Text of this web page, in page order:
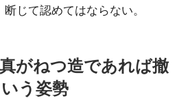
じて認めてはならない。
がねつ造であれば撤
う姿勢